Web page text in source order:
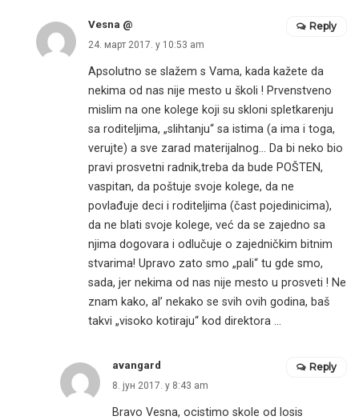
Vesna @
24. март 2017. у 10:53 am
Apsolutno se slažem s Vama, kada kažete da
nekima od nas nije mesto u školi ! Prvenstveno
mislim na one kolege koji su skloni spletkarenju
sa roditeljima, „slihtanju“ sa istima (a ima i toga,
verujte) a sve zarad materijalnog… Da bi neko bio
pravi prosvetni radnik,treba da bude POŠTEN,
vaspitan, da poštuje svoje kolege, da ne
povlađuje deci i roditeljima (čast pojedinicima),
da ne blati svoje kolege, već da se zajedno sa
njima dogovara i odlučuje o zajedničkim bitnim
stvarima! Upravo zato smo „pali“ tu gde smo,
sada, jer nekima od nas nije mesto u prosveti ! Ne
znam kako, al’ nekako se svih ovih godina, baš
takvi „visoko kotiraju“ kod direktora …
Reply
avangard
8. јун 2017. у 8:43 am
Bravo Vesna, ocistimo skole od losis
Reply